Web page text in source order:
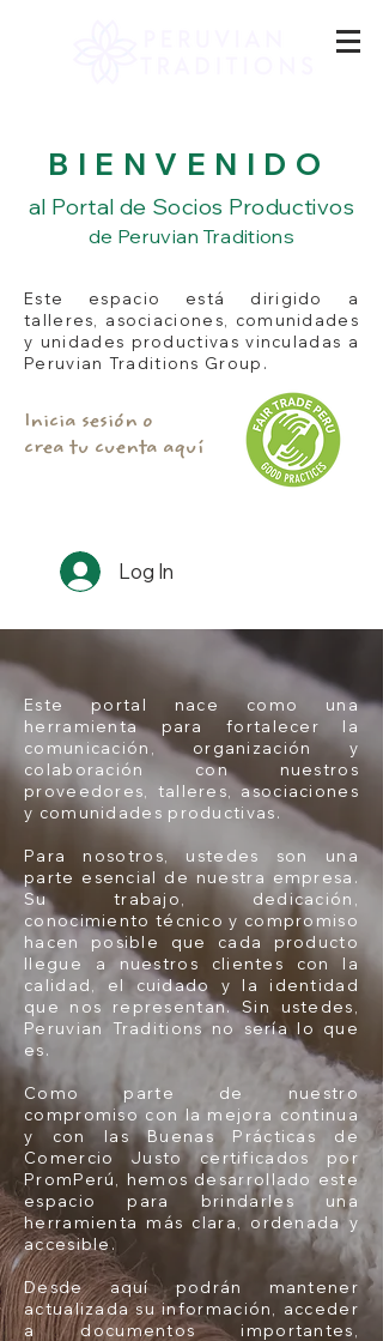
BIENVENIDO
al Portal de Socios Productivos
de Peruvian Traditions
Este espacio está dirigido a
talleres, asociaciones, comunidades
y unidades productivas vinculadas a
Peruvian Traditions Group.
Inicia sesión o
crea tu cuenta aquí
Log In
Este portal nace como una
herramienta para fortalecer la
comunicación, organización y
colaboración con nuestros
proveedores, talleres, asociaciones
y comunidades productivas.
Para nosotros, ustedes son una
parte esencial de nuestra empresa.
Su trabajo, dedicación,
conocimiento técnico y compromiso
hacen posible que cada producto
llegue a nuestros clientes con la
calidad, el cuidado y la identidad
que nos representan. Sin ustedes,
Peruvian Traditions no sería lo que
es.
Como parte de nuestro
compromiso con la mejora continua
y con las Buenas Prácticas de
Comercio Justo certificados por
PromPerú, hemos desarrollado este
espacio para brindarles una
herramienta más clara, ordenada y
accesible.
Desde aquí podrán mantener
actualizada su información, acceder
a documentos importantes,